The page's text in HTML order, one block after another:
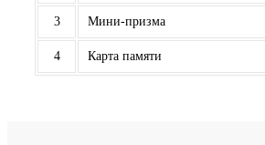
3 Мини-призма
4 Карта памяти